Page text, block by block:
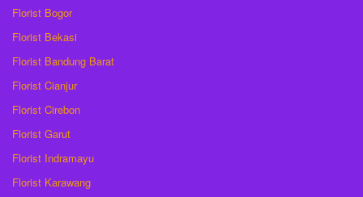
Florist Bogor
Florist Bekasi
Florist Bandung Barat
Florist Cianjur
Florist Cirebon
Florist Garut
Florist Indramayu
Florist Karawang